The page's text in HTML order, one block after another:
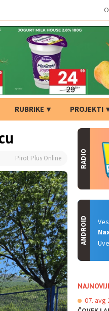
RUBRIKE PROJEKTI
Pirot Plus Online RADIO
ANDROID
07. avg